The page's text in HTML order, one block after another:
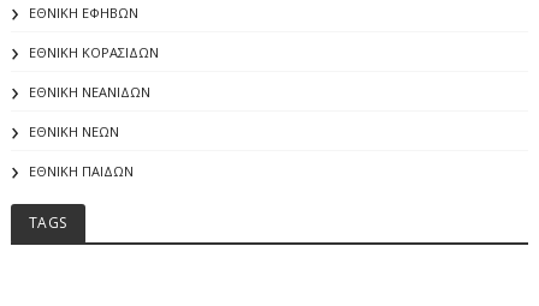
ΕΘΝΙΚΗ ΕΦΗΒΩΝ
ΕΘΝΙΚΗ ΚΟΡΑΣΙΔΩΝ
ΕΘΝΙΚΗ ΝΕΑΝΙΔΩΝ
ΕΘΝΙΚΗ ΝΕΩΝ
ΕΘΝΙΚΗ ΠΑΙΔΩΝ
TAGS